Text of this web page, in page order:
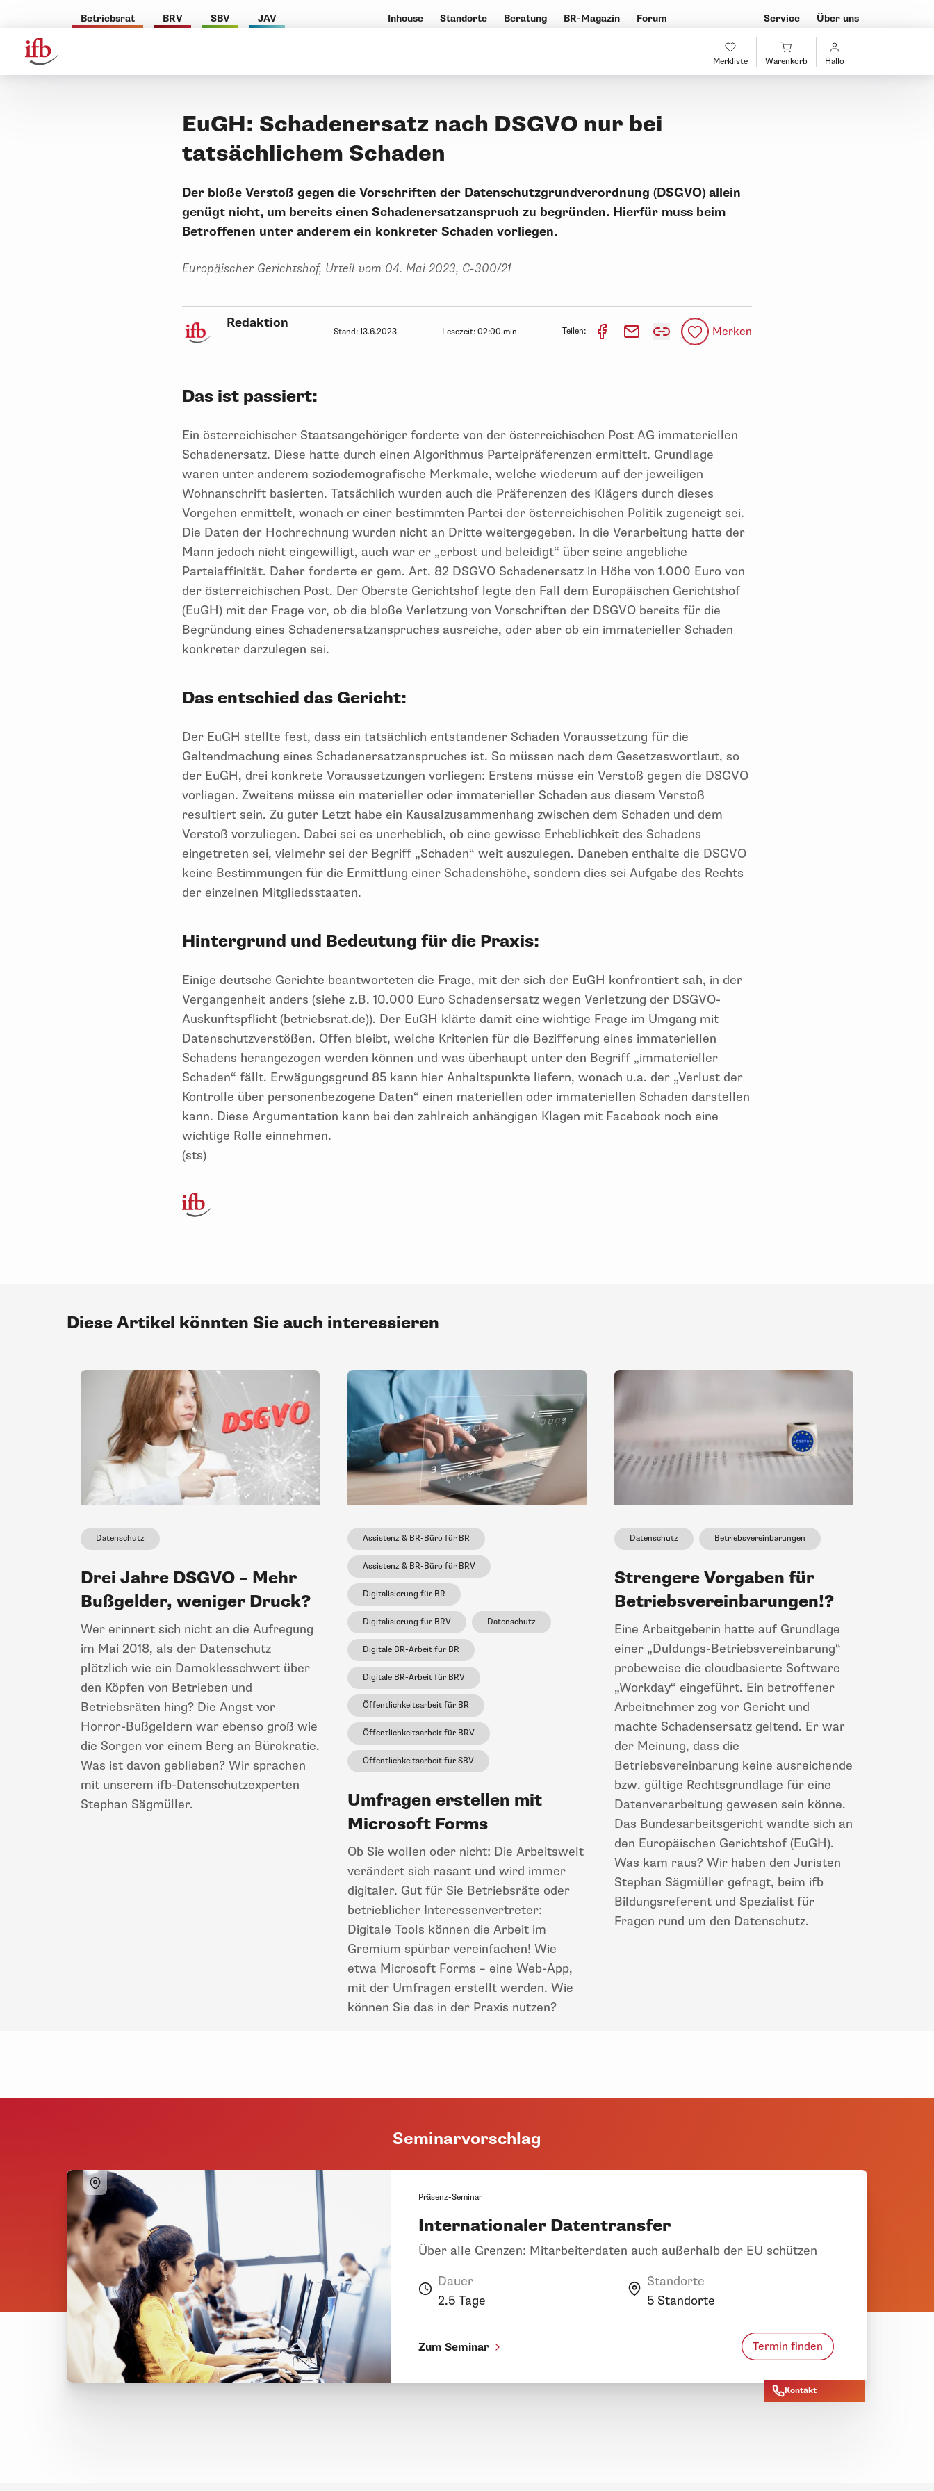
Merkliste Warenkorb Hallo
Betriebsrat BRV SBV JAV Inhouse Standorte Beratung BR-Magazin Forum Service Über uns
EuGH: Schadenersatz nach DSGVO nur bei
tatsächlichem Schaden
Der bloße Verstoß gegen die Vorschriften der Datenschutzgrundverordnung (DSGVO) allein
genügt nicht, um bereits einen Schadenersatzanspruch zu begründen. Hierfür muss beim
Betroffenen unter anderem ein konkreter Schaden vorliegen.
Europäischer Gerichtshof, Urteil vom 04. Mai 2023, C-300/21
Redaktion
Stand: 13.6.2023 Lesezeit: 02:00 min Teilen: Merken
Das ist passiert:
Ein österreichischer Staatsangehöriger forderte von der österreichischen Post AG immateriellen
Schadenersatz. Diese hatte durch einen Algorithmus Parteipräferenzen ermittelt. Grundlage
waren unter anderem soziodemografische Merkmale, welche wiederum auf der jeweiligen
Wohnanschrift basierten. Tatsächlich wurden auch die Präferenzen des Klägers durch dieses
Vorgehen ermittelt, wonach er einer bestimmten Partei der österreichischen Politik zugeneigt sei.
Die Daten der Hochrechnung wurden nicht an Dritte weitergegeben. In die Verarbeitung hatte der
Mann jedoch nicht eingewilligt, auch war er „erbost und beleidigt“ über seine angebliche
Parteiaffinität. Daher forderte er gem. Art. 82 DSGVO Schadenersatz in Höhe von 1.000 Euro von
der österreichischen Post. Der Oberste Gerichtshof legte den Fall dem Europäischen Gerichtshof
(EuGH) mit der Frage vor, ob die bloße Verletzung von Vorschriften der DSGVO bereits für die
Begründung eines Schadenersatzanspruches ausreiche, oder aber ob ein immaterieller Schaden
konkreter darzulegen sei.
Das entschied das Gericht:
Der EuGH stellte fest, dass ein tatsächlich entstandener Schaden Voraussetzung für die
Geltendmachung eines Schadenersatzanspruches ist. So müssen nach dem Gesetzeswortlaut, so
der EuGH, drei konkrete Voraussetzungen vorliegen: Erstens müsse ein Verstoß gegen die DSGVO
vorliegen. Zweitens müsse ein materieller oder immaterieller Schaden aus diesem Verstoß
resultiert sein. Zu guter Letzt habe ein Kausalzusammenhang zwischen dem Schaden und dem
Verstoß vorzuliegen. Dabei sei es unerheblich, ob eine gewisse Erheblichkeit des Schadens
eingetreten sei, vielmehr sei der Begriff „Schaden“ weit auszulegen. Daneben enthalte die DSGVO
keine Bestimmungen für die Ermittlung einer Schadenshöhe, sondern dies sei Aufgabe des Rechts
der einzelnen Mitgliedsstaaten.
Hintergrund und Bedeutung für die Praxis:
Einige deutsche Gerichte beantworteten die Frage, mit der sich der EuGH konfrontiert sah, in der
Vergangenheit anders (siehe z.B. 10.000 Euro Schadensersatz wegen Verletzung der DSGVO-
Auskunftspflicht (betriebsrat.de)). Der EuGH klärte damit eine wichtige Frage im Umgang mit
Datenschutzverstößen. Offen bleibt, welche Kriterien für die Bezifferung eines immateriellen
Schadens herangezogen werden können und was überhaupt unter den Begriff „immaterieller
Schaden“ fällt. Erwägungsgrund 85 kann hier Anhaltspunkte liefern, wonach u.a. der „Verlust der
Kontrolle über personenbezogene Daten“ einen materiellen oder immateriellen Schaden darstellen
kann. Diese Argumentation kann bei den zahlreich anhängigen Klagen mit Facebook noch eine
wichtige Rolle einnehmen.
(sts)
Diese Artikel könnten Sie auch interessieren
Datenschutz
Drei Jahre DSGVO – Mehr
Bußgelder, weniger Druck?
Wer erinnert sich nicht an die Aufregung
im Mai 2018, als der Datenschutz
plötzlich wie ein Damoklesschwert über
den Köpfen von Betrieben und
Betriebsräten hing? Die Angst vor
Horror-Bußgeldern war ebenso groß wie
die Sorgen vor einem Berg an Bürokratie.
Was ist davon geblieben? Wir sprachen
mit unserem ifb-Datenschutzexperten
Stephan Sägmüller.
Assistenz & BR-Büro für BR
Assistenz & BR-Büro für BRV
Digitalisierung für BR
Digitalisierung für BRV Datenschutz
Digitale BR-Arbeit für BR
Digitale BR-Arbeit für BRV
Öffentlichkeitsarbeit für BR
Öffentlichkeitsarbeit für BRV
Öffentlichkeitsarbeit für SBV
Umfragen erstellen mit
Microsoft Forms
Ob Sie wollen oder nicht: Die Arbeitswelt
verändert sich rasant und wird immer
digitaler. Gut für Sie Betriebsräte oder
betrieblicher Interessenvertreter:
Digitale Tools können die Arbeit im
Gremium spürbar vereinfachen! Wie
etwa Microsoft Forms – eine Web-App,
mit der Umfragen erstellt werden. Wie
können Sie das in der Praxis nutzen?
Datenschutz Betriebsvereinbarungen
Strengere Vorgaben für
Betriebsvereinbarungen!?
Eine Arbeitgeberin hatte auf Grundlage
einer „Duldungs-Betriebsvereinbarung“
probeweise die cloudbasierte Software
„Workday“ eingeführt. Ein betroffener
Arbeitnehmer zog vor Gericht und
machte Schadensersatz geltend. Er war
der Meinung, dass die
Betriebsvereinbarung keine ausreichende
bzw. gültige Rechtsgrundlage für eine
Datenverarbeitung gewesen sein könne.
Das Bundesarbeitsgericht wandte sich an
den Europäischen Gerichtshof (EuGH).
Was kam raus? Wir haben den Juristen
Stephan Sägmüller gefragt, beim ifb
Bildungsreferent und Spezialist für
Fragen rund um den Datenschutz.
Seminarvorschlag
Präsenz-Seminar
Internationaler Datentransfer
Über alle Grenzen: Mitarbeiterdaten auch außerhalb der EU schützen
Dauer
2.5 Tage
Standorte
5 Standorte
Zum Seminar Termin finden
Kontakt